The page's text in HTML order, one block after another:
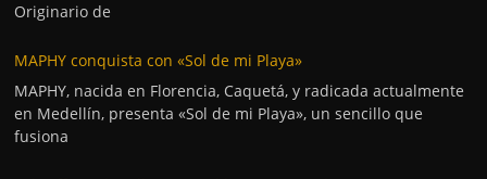
Originario de
MAPHY conquista con «Sol de mi Playa»
MAPHY, nacida en Florencia, Caquetá, y radicada actualmente
en Medellín, presenta «Sol de mi Playa», un sencillo que
fusiona